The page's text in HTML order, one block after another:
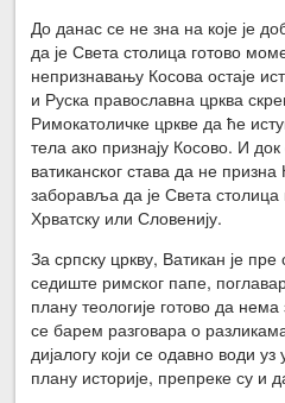
До данас се не зна на које је
да је Света столица готово
непризнавању Косова остаје
и Руска православна црква
Римокатоличке цркве да ће
тела ако признају Косово. И
ватиканског става да не
заборавља да је Света
Хрватску или Словенију.
За српску цркву, Ватикан је пре
седиште римског папе,
плану теологије готово да нема
се барем разговара о
дијалогу који се одавно води
плану историје, препреке су и